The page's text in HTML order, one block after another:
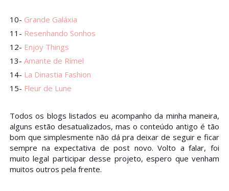
10- Grande Galáxia
11- Resenhando Sonhos
12- Enjoy Things
13- Amante de Rímel
14- La Dinastia Fashion
15- Fleur de Lune
Todos os blogs listados eu acompanho da minha maneira,
alguns estão desatualizados, mas o conteúdo antigo é tão
bom que simplesmente não dá pra deixar de seguir e ficar
sempre na expectativa de post novo. Volto a falar, foi
muito legal participar desse projeto, espero que venham
muitos outros pela frente.